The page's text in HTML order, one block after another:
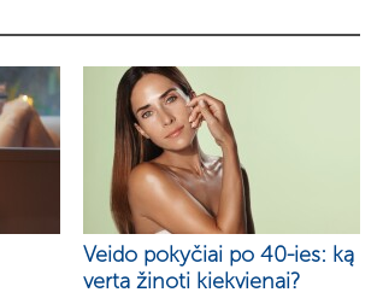
Veido pokyčiai po 40-ies: ką
verta žinoti kiekvienai?